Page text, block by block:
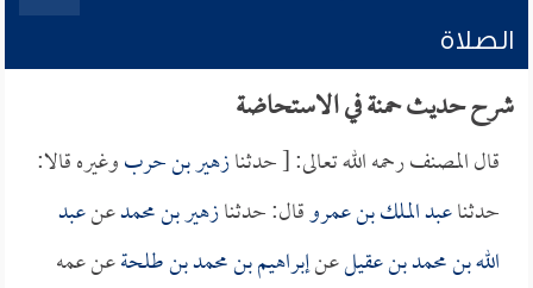
الصلاة
شرح حديث حمنة في الاستحاضة
قال المصنف رحمه الله تعالى: [ حدثنازهير بن حربوغيره قالا:
حدثناعبد الملك بن عمروقال: حدثنازهير بن محمدعنعبد
الله بن محمد بن عقيلعنإبراهيم بن محمد بن طلحةعن عمه